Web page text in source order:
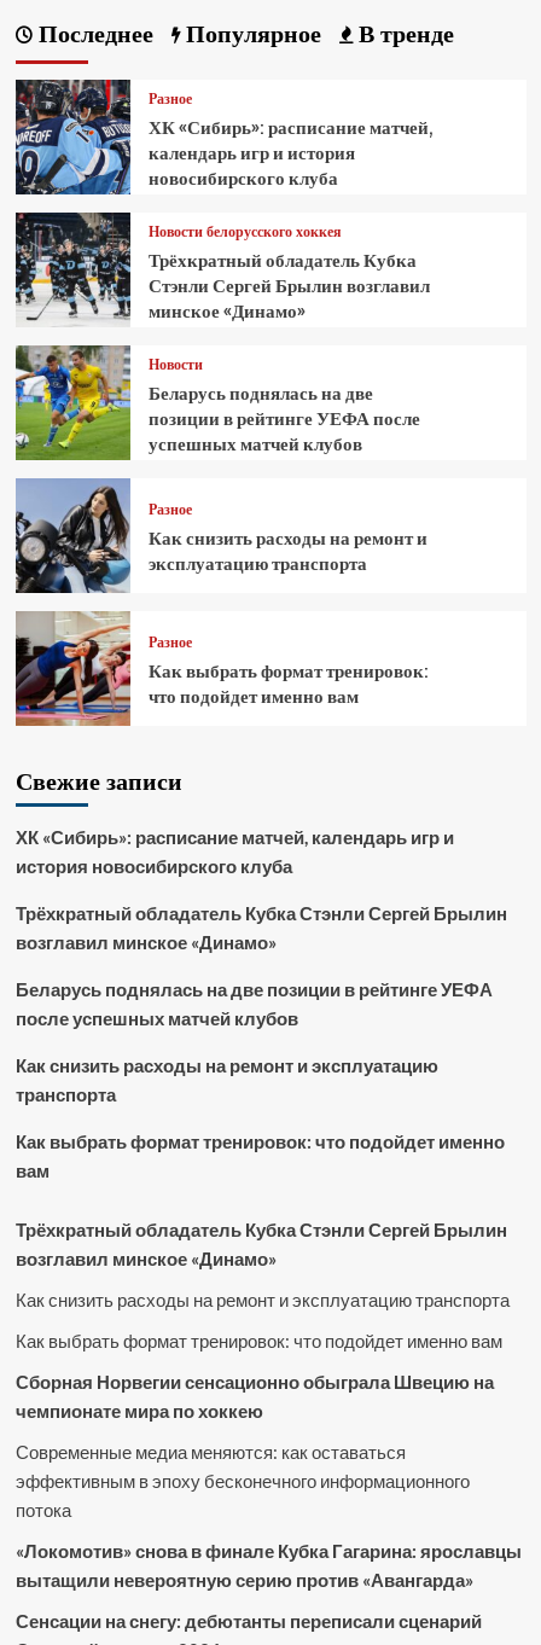
Последнее Популярное В тренде
Разное
ХК «Сибирь»: расписание матчей,
календарь игр и история
новосибирского клуба
Новости белорусского хоккея
Трёхкратный обладатель Кубка
Стэнли Сергей Брылин возглавил
минское «Динамо»
Новости
Беларусь поднялась на две
позиции в рейтинге УЕФА после
успешных матчей клубов
Разное
Как снизить расходы на ремонт и
эксплуатацию транспорта
Разное
Как выбрать формат тренировок:
что подойдет именно вам
Свежие записи
ХК «Сибирь»: расписание матчей, календарь игр и
история новосибирского клуба
Трёхкратный обладатель Кубка Стэнли Сергей Брылин
возглавил минское «Динамо»
Беларусь поднялась на две позиции в рейтинге УЕФА
после успешных матчей клубов
Как снизить расходы на ремонт и эксплуатацию
транспорта
Как выбрать формат тренировок: что подойдет именно
вам
Трёхкратный обладатель Кубка Стэнли Сергей Брылин
возглавил минское «Динамо»
Как снизить расходы на ремонт и эксплуатацию транспорта
Как выбрать формат тренировок: что подойдет именно вам
Сборная Норвегии сенсационно обыграла Швецию на
чемпионате мира по хоккею
Современные медиа меняются: как оставаться
эффективным в эпоху бесконечного информационного
потока
«Локомотив» снова в финале Кубка Гагарина: ярославцы
вытащили невероятную серию против «Авангарда»
Сенсации на снегу: дебютанты переписали сценарий